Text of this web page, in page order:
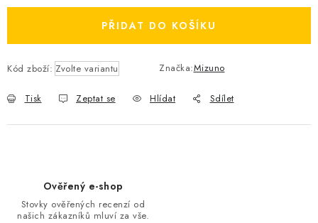
PŘIDAT DO KOŠÍKU
Kód zboží: Zvolte variantu Značka:Mizuno
Tisk Zeptat se Hlídat Sdílet
Ověřený e-shop
Stovky ověřených recenzí od
našich zákazníků mluví za vše.